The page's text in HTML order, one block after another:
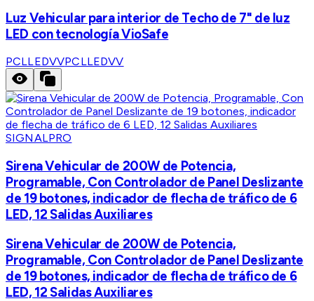
Luz Vehicular para interior de Techo de 7" de luz
LED con tecnología VioSafe
PCLLEDVVPCLLEDVV
SIGNALPRO
Sirena Vehicular de 200W de Potencia,
Programable, Con Controlador de Panel Deslizante
de 19 botones, indicador de flecha de tráfico de 6
LED, 12 Salidas Auxiliares
Sirena Vehicular de 200W de Potencia,
Programable, Con Controlador de Panel Deslizante
de 19 botones, indicador de flecha de tráfico de 6
LED, 12 Salidas Auxiliares